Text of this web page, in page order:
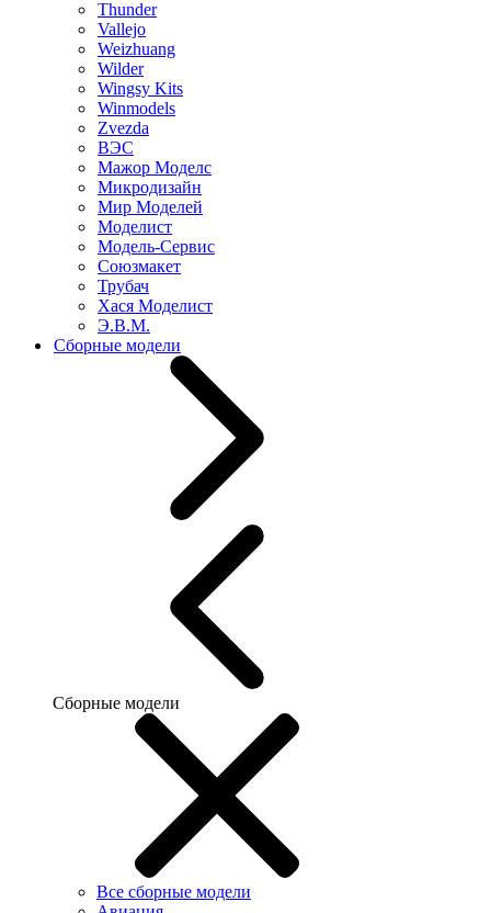
Thunder
Vallejo
Weizhuang
Wilder
Wingsy Kits
Winmodels
Zvezda
ВЭС
Мажор Моделс
Микродизайн
Мир Моделей
Моделист
Модель-Сервис
Союзмакет
Трубач
Хася Моделист
Э.В.М.
Сборные модели
Сборные модели
Все сборные модели